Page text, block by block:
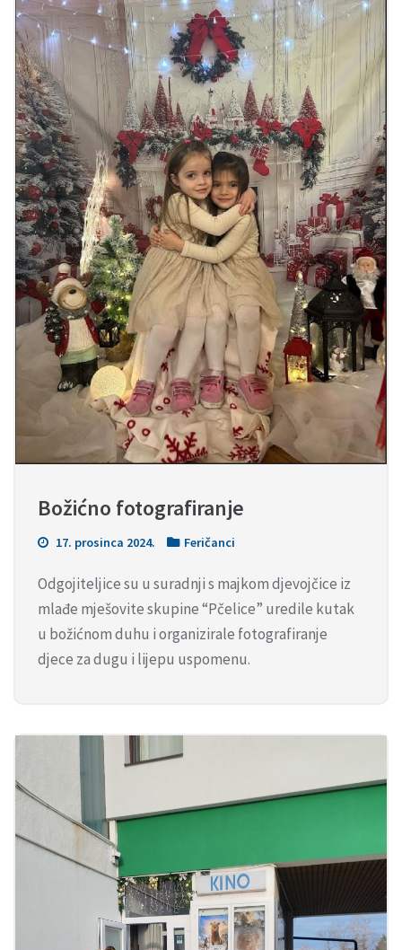
Božićno fotografiranje
17. prosinca 2024. Feričanci
Odgojiteljice su u suradnji s majkom djevojčice iz
mlađe mješovite skupine “Pčelice” uredile kutak
u božićnom duhu i organizirale fotografiranje
djece za dugu i lijepu uspomenu.